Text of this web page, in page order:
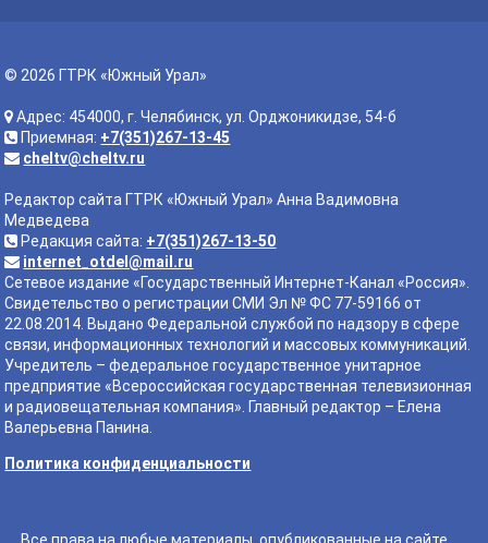
© 2026 ГТРК «Южный Урал»
Адрес: 454000, г. Челябинск, ул. Орджоникидзе, 54-б
Приемная: +7(351)267-13-45
cheltv@cheltv.ru
Редактор сайта ГТРК «Южный Урал» Анна Вадимовна
Медведева
Редакция сайта: +7(351)267-13-50
internet_otdel@mail.ru
Сетевое издание «Государственный Интернет-Канал «Россия».
Свидетельство о регистрации СМИ Эл № ФС 77-59166 от
22.08.2014. Выдано Федеральной службой по надзору в сфере
связи, информационных технологий и массовых коммуникаций.
Учредитель – федеральное государственное унитарное
предприятие «Всероссийская государственная телевизионная
и радиовещательная компания». Главный редактор – Елена
Валерьевна Панина.
Политика конфиденциальности
Все права на любые материалы, опубликованные на сайте,